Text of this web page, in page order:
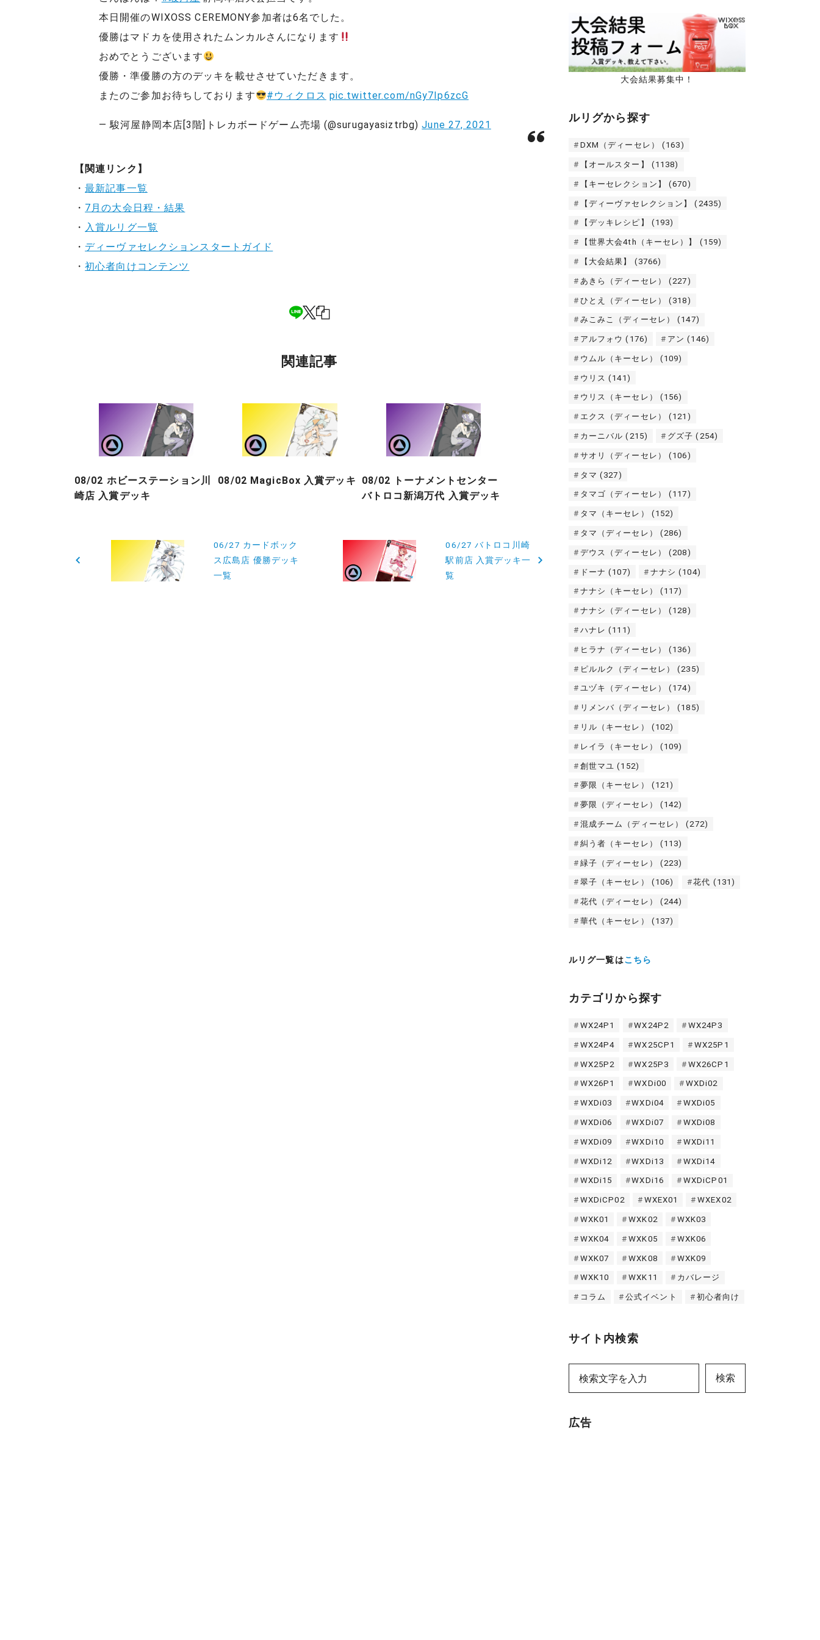
本日開催のWIXOSS CEREMONY参加者は6名でした。
優勝はマドカを使用されたムンカルさんになります
おめでとうございます
優勝・準優勝の方のデッキを載せさせていただきます。
またのご参加お待ちしております
#ウィクロス pic.twitter.com/nGy7Ip6zcG
— 駿河屋静岡本店[3階]トレカボードゲーム売場 (@surugayasiztrbg)June 27, 2021
【関連リンク】
・最新記事一覧
・ 7月の大会日程・結果
・ 入賞ルリグ一覧
・ ディーヴァセレクションスタートガイド
・初心者向けコンテンツ
関連記事
08/02 ホビーステーション川
崎店 入賞デッキ
08/02 MagicBox 入賞デッキ
08/02 トーナメントセンター
バトロコ新潟万代 入賞デッキ
稿
06/27 カードボック
ス広島店 優勝デッキ
一覧
06/27 バトロコ川崎
駅前店 入賞デッキ一
覧
大会結果募集中！
ルリグから探す
DXM（ディーセレ） (163)
【オールスター】 (1138)
【キーセレクション】 (670)
【ディーヴァセレクション】 (2435)
【デッキレシピ】 (193)
【世界大会4th（キーセレ）】 (159)
【大会結果】 (3766)
あきら（ディーセレ） (227)
ひとえ（ディーセレ） (318)
みこみこ（ディーセレ） (147)
アルフォウ (176) アン (146)
ウムル（キーセレ） (109)
ウリス (141)
ウリス（キーセレ） (156)
エクス（ディーセレ） (121)
カーニバル (215) グズ子 (254)
サオリ（ディーセレ） (106)
タマ (327)
タマゴ（ディーセレ） (117)
タマ（キーセレ） (152)
タマ（ディーセレ） (286)
デウス（ディーセレ） (208)
ドーナ (107) ナナシ (104)
ナナシ（キーセレ） (117)
ナナシ（ディーセレ） (128)
ハナレ (111)
ヒラナ（ディーセレ） (136)
ピルルク（ディーセレ） (235)
ユヅキ（ディーセレ） (174)
リメンバ（ディーセレ） (185)
リル（キーセレ） (102)
レイラ（キーセレ） (109)
創世マユ (152)
夢限（キーセレ） (121)
夢限（ディーセレ） (142)
混成チーム（ディーセレ） (272)
糾う者（キーセレ） (113)
緑子（ディーセレ） (223)
翠子（キーセレ） (106) 花代 (131)
花代（ディーセレ） (244)
華代（キーセレ） (137)
ルリグ一覧はこちら
カテゴリから探す
WX24P1 WX24P2 WX24P3
WX24P4 WX25CP1 WX25P1
WX25P2 WX25P3 WX26CP1
WX26P1 WXDi00 WXDi02
WXDi03 WXDi04 WXDi05
WXDi06 WXDi07 WXDi08
WXDi09 WXDi10 WXDi11
WXDi12 WXDi13 WXDi14
WXDi15 WXDi16 WXDiCP01
WXDiCP02 WXEX01 WXEX02
WXK01 WXK02 WXK03
WXK04 WXK05 WXK06
WXK07 WXK08 WXK09
WXK10 WXK11 カバレージ
コラム 公式イベント 初心者向け
サイト内検索
検索
広告